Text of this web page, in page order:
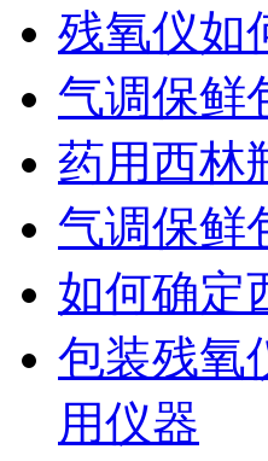
残氧仪如
气调保鲜
药用西林
气调保鲜
如何确定
包装残氧
用仪器